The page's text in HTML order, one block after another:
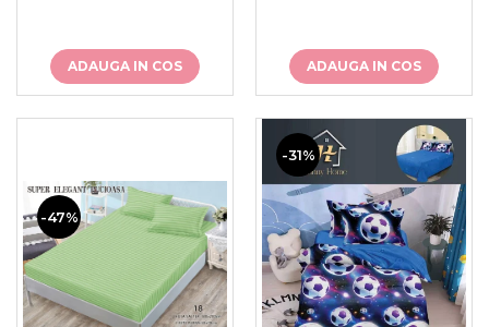
ADAUGA IN COS ADAUGA IN COS
-47%
-31%